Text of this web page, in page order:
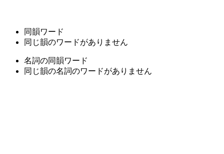
同韻ワード
同じ韻のワードがありません
名詞の同韻ワード
同じ韻の名詞のワードがありません